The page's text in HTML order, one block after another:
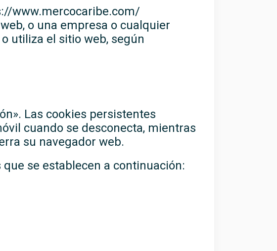
www.mercocaribe.com/
o una empresa o cualquier
utiliza el sitio web, según
Las cookies persistentes
cuando se desconecta, mientras
su navegador web.
se establecen a continuación: